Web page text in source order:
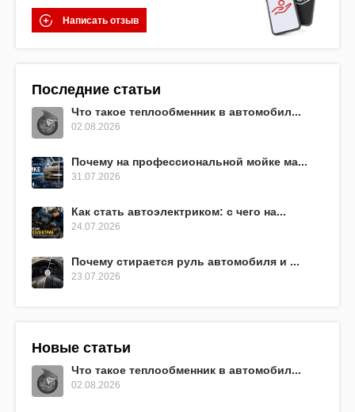
Написать отзыв
Последние статьи
Что такое теплообменник в автомобил...
02.08.2026
Почему на профессиональной мойке ма...
31.07.2026
Как стать автоэлектриком: с чего на...
24.07.2026
Почему стирается руль автомобиля и ...
23.07.2026
Новые статьи
Что такое теплообменник в автомобил...
02.08.2026